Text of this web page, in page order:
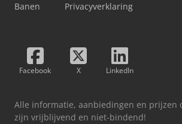
Banen Privacyverklaring
Facebook X LinkedIn
Alle informatie, aanbiedingen en prijzen
zijn vrijblijvend en niet-bindend!